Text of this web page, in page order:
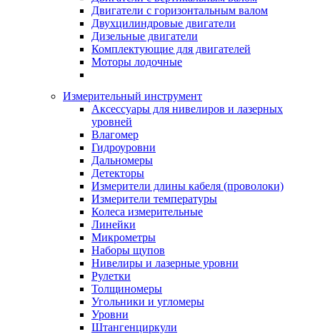
Двигатели с горизонтальным валом
Двухцилиндровые двигатели
Дизельные двигатели
Комплектующие для двигателей
Моторы лодочные
Измерительный инструмент
Аксессуары для нивелиров и лазерных
уровней
Влагомер
Гидроуровни
Дальномеры
Детекторы
Измерители длины кабеля (проволоки)
Измерители температуры
Колеса измерительные
Линейки
Микрометры
Наборы щупов
Нивелиры и лазерные уровни
Рулетки
Толщиномеры
Угольники и угломеры
Уровни
Штангенциркули